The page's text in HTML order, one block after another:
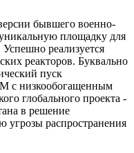
бывшего военно-
площадку для
реализуется
реакторов. Буквально
пуск
с низкообогащенным
глобального проекта -
в решение
угрозы распространения